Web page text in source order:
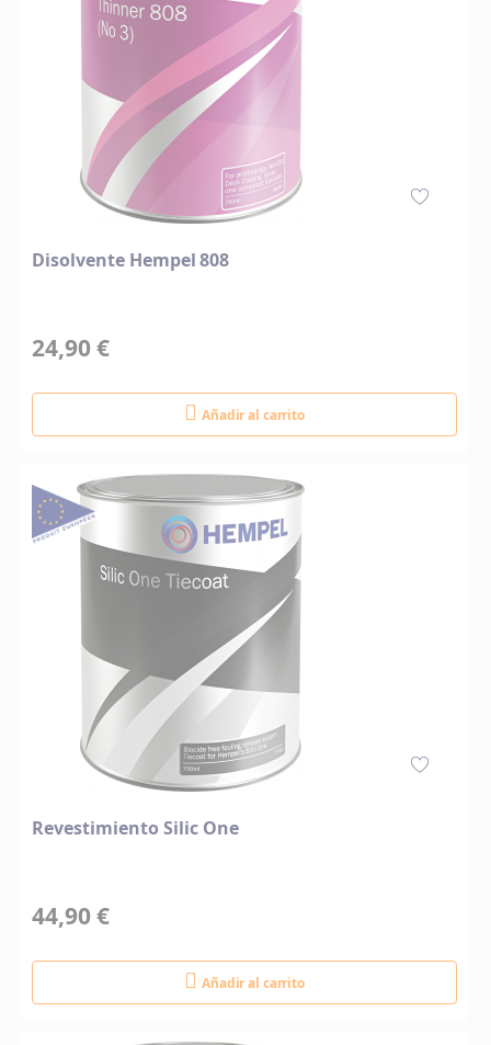
Disolvente Hempel 808
24,90 €
Añadir al carrito
Revestimiento Silic One
44,90 €
Añadir al carrito